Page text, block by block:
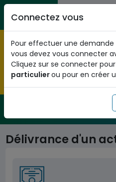
Aller au contenu principal
Citoyens
Pré-enregistrez vous dès
national
obtenez votre Numéro
de l'administration
Délivrance d'un
Connectez vous
Pour effectuer une demande
vous devez vous connecter
Cliquez sur se connecter
particulierou pour en créer